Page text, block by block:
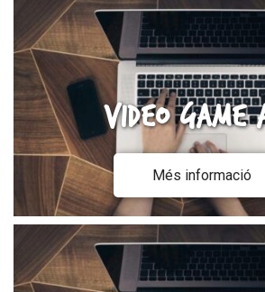
Video
Més informació